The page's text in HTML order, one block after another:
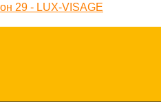
29 - LUX-VISAGE